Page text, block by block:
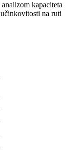
kapaciteta
na ruti